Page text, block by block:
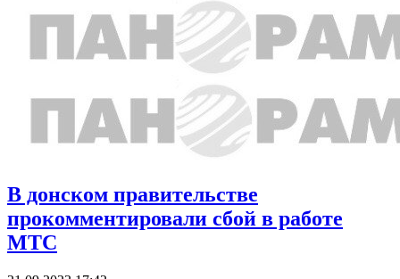
В донском правительстве
прокомментировали сбой в работе
МТС